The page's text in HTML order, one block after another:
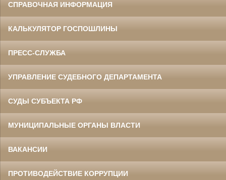
СПРАВОЧНАЯ ИНФОРМАЦИЯ
КАЛЬКУЛЯТОР ГОСПОШЛИНЫ
ПРЕСС-СЛУЖБА
УПРАВЛЕНИЕ СУДЕБНОГО ДЕПАРТАМЕНТА
СУДЫ СУБЪЕКТА РФ
МУНИЦИПАЛЬНЫЕ ОРГАНЫ ВЛАСТИ
ВАКАНСИИ
ПРОТИВОДЕЙСТВИЕ КОРРУПЦИИ